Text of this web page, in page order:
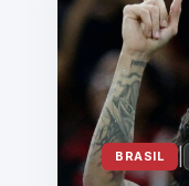
BRASIL |